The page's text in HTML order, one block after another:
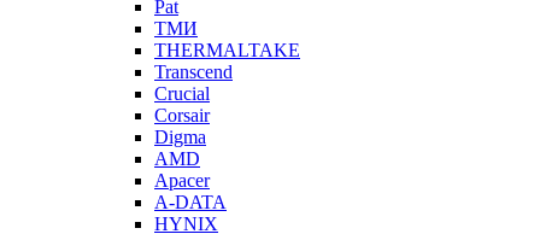
Pat
ТМИ
THERMALTAKE
Transcend
Crucial
Corsair
Digma
AMD
Apacer
A-DATA
HYNIX